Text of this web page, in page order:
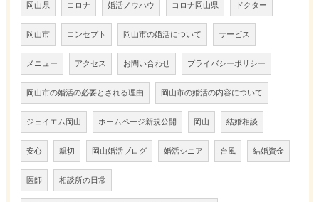
岡山県 コロナ 婚活ノウハウ コロナ岡山県 ドクター
岡山市 コンセプト 岡山市の婚活について サービス
メニュー アクセス お問い合わせ プライバシーポリシー
岡山市の婚活の必要とされる理由 岡山市の婚活の内容について
ジェイエム岡山 ホームページ新規公開 岡山 結婚相談
安心 親切 岡山婚活ブログ 婚活シニア 台風 結婚資金
医師 相談所の日常